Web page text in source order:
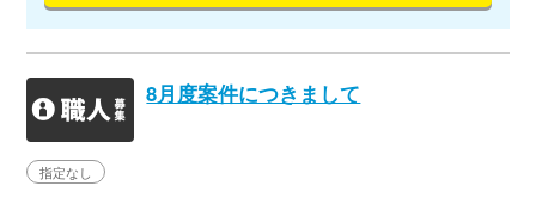
8月度案件につきまして
指定なし